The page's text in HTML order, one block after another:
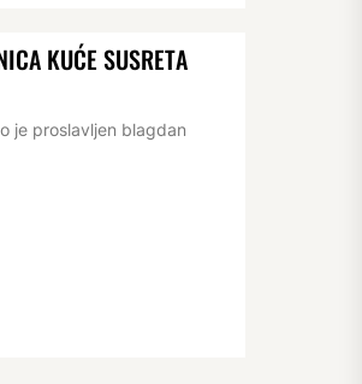
KUĆE SUSRETA
je proslavljen blagdan